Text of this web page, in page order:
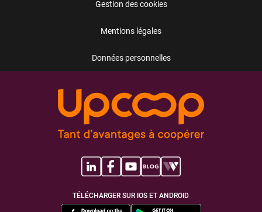
Gestion des cookies
Mentions légales
Données personnelles
TÉLÉCHARGER SUR IOS ET ANDROID